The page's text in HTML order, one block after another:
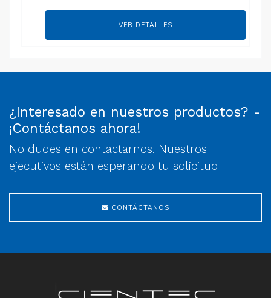
VER DETALLES
¿Interesado en nuestros productos? -
¡Contáctanos ahora!
No dudes en contactarnos. Nuestros
ejecutivos están esperando tu solicitud
CONTÁCTANOS